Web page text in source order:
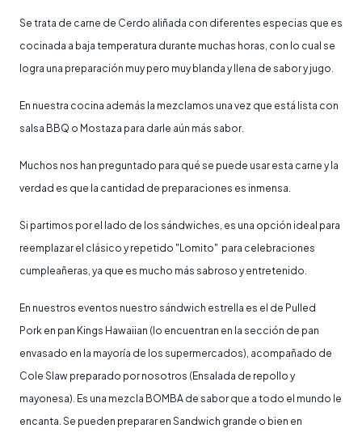
Se trata de carne de Cerdo aliñada con diferentes especias que es
cocinada a baja temperatura durante muchas horas, con lo cual se
logra una preparación muy pero muy blanda y llena de sabor y jugo.
En nuestra cocina además la mezclamos una vez que está lista con
salsa BBQ o Mostaza para darle aún más sabor.
Muchos nos han preguntado para qué se puede usar esta carne y la
verdad es que la cantidad de preparaciones es inmensa.
Si partimos por el lado de los sándwiches, es una opción ideal para
reemplazar el clásico y repetido "Lomito" para celebraciones
cumpleañeras, ya que es mucho más sabroso y entretenido.
En nuestros eventos nuestro sándwich estrella es el de Pulled
Pork en pan Kings Hawaiian (lo encuentran en la sección de pan
envasado en la mayoría de los supermercados), acompañado de
Cole Slaw preparado por nosotros (Ensalada de repollo y
mayonesa). Es una mezcla BOMBA de sabor que a todo el mundo le
encanta. Se pueden preparar en Sandwich grande o bien en